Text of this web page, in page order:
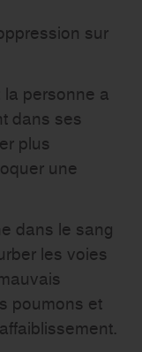
sur
personne a
dans ses
plus
une
dans le sang
les voies
poumons et